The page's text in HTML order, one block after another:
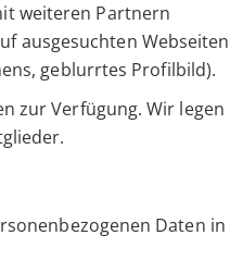
weiteren Partnern
ausgesuchten Webseiten
geblurrtes Profilbild).
zur Verfügung. Wir legen
Daten in